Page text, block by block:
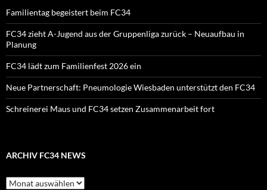
Familientag begeistert beim FC34
FC34 zieht A-Jugend aus der Gruppenliga zurück – Neuaufbau in
Planung
FC34 lädt zum Familienfest 2026 ein
Neue Partnerschaft: Pneumologie Wiesbaden unterstützt den FC34
Schreinerei Maus und FC34 setzen Zusammenarbeit fort
ARCHIV FC34 NEWS
Archiv